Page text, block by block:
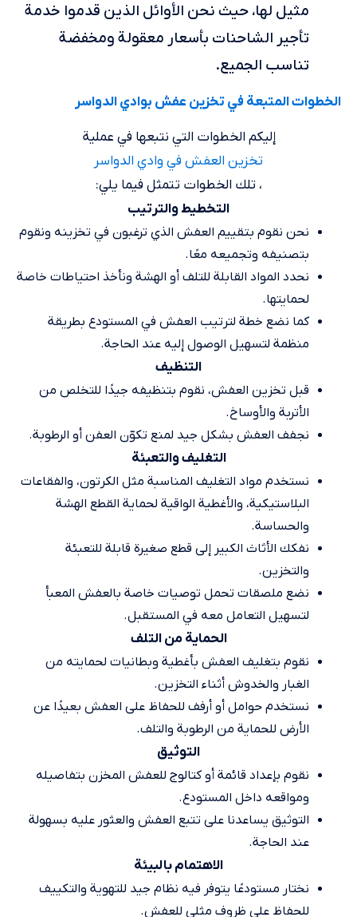
مثيل لها، حيث نحن الأوائل الذين قدموا خدمة
تأجير الشاحنات بأسعار معقولة ومخفضة
تناسب الجميع.
الخطوات المتبعة في تخزين عفش بوادي الدواسر
إليكم الخطوات التي نتبعها في عملية
تخزين العفش في وادي الدواسر
، تلك الخطوات تتمثل فيما يلي:
التخطيط والترتيب
نحن نقوم بتقييم العفش الذي ترغبون في تخزينه ونقوم
بتصنيفه وتجميعه معًا.
نحدد المواد القابلة للتلف أو الهشة ونأخذ احتياطات خاصة
لحمايتها.
كما نضع خطة لترتيب العفش في المستودع بطريقة
منظمة لتسهيل الوصول إليه عند الحاجة.
التنظيف
قبل تخزين العفش، نقوم بتنظيفه جيدًا للتخلص من
الأتربة والأوساخ.
نجفف العفش بشكل جيد لمنع تكوّن العفن أو الرطوبة.
التغليف والتعبئة
نستخدم مواد التغليف المناسبة مثل الكرتون، والفقاعات
البلاستيكية، والأغطية الواقية لحماية القطع الهشة
والحساسة.
نفكك الأثاث الكبير إلى قطع صغيرة قابلة للتعبئة
والتخزين.
نضع ملصقات تحمل توصيات خاصة بالعفش المعبأ
لتسهيل التعامل معه في المستقبل.
الحماية من التلف
نقوم بتغليف العفش بأغطية وبطانيات لحمايته من
الغبار والخدوش أثناء التخزين.
نستخدم حوامل أو أرفف للحفاظ على العفش بعيدًا عن
الأرض للحماية من الرطوبة والتلف.
التوثيق
نقوم بإعداد قائمة أو كتالوج للعفش المخزن بتفاصيله
ومواقعه داخل المستودع.
التوثيق يساعدنا على تتبع العفش والعثور عليه بسهولة
عند الحاجة.
الاهتمام بالبيئة
نختار مستودعًا يتوفر فيه نظام جيد للتهوية والتكييف
للحفاظ على ظروف مثلى للعفش.